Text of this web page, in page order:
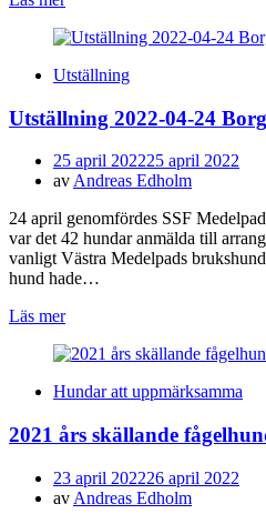
Utställning
Utställning 2022-04-24
Publicerad
den
25 april 202225 april 2022
av Andreas Edholm
24 april genomfördes SSF
var det 42 hundar anmälda till
vanligt Västra Medelpads
hund hade…
Läs mer
Hundar att uppmärksamma
2021 års skällande
Publicerad
den
23 april 202226 april 2022
av Andreas Edholm